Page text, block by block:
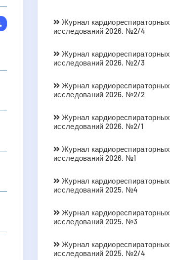
Журнал кардиореспираторных
исследований 2026. №2/4
Журнал кардиореспираторных
исследований 2026. №2/3
Журнал кардиореспираторных
исследований 2026. №2/2
Журнал кардиореспираторных
исследований 2026. №2/1
Журнал кардиореспираторных
исследований 2026. №1
Журнал кардиореспираторных
исследований 2025. №4
Журнал кардиореспираторных
исследований 2025. №3
Журнал кардиореспираторных
исследований 2025. №2/4